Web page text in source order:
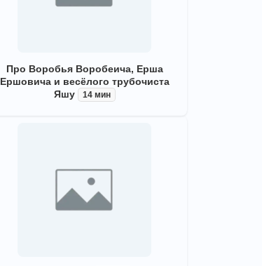
Про Воробья Воробеича, Ерша
Ершовича и весёлого трубочиста
Яшу
14 мин